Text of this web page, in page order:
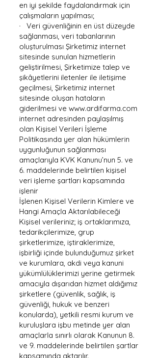
en iyi şekilde faydalandırmak için
çalışmaların yapılması;
· Veri güvenliğinin en üst düzeyde
sağlanması, veri tabanlarının
oluşturulması Şirketimiz internet
sitesinde sunulan hizmetlerin
geliştirilmesi, Şirketimize talep ve
şikâyetlerini iletenler ile iletişime
geçilmesi, Şirketimiz internet
sitesinde oluşan hataların
giderilmesi ve www.ardifarma.com
internet adresinden paylaşılmış
olan Kişisel Verileri İşleme
Politikasında yer alan hükümlerin
uygunluğunun sağlanması
amaçlarıyla KVK Kanunu’nun 5. ve
6. maddelerinde belirtilen kişisel
veri işleme şartları kapsamında
işlenir
İşlenen Kişisel Verilerin Kimlere ve
Hangi Amaçla Aktarılabileceği
Kişisel verileriniz; iş ortaklarımıza,
tedarikçilerimize, grup
şirketlerimize, iştiraklerimize,
işbirliği içinde bulunduğumuz şirket
ve kurumlara, akdi veya kanuni
yükümlülüklerimizi yerine getirmek
amacıyla dışarıdan hizmet aldığımız
şirketlere (güvenlik, sağlık, iş
güvenliği, hukuk ve benzeri
konularda), yetkili resmi kurum ve
kuruluşlara işbu metinde yer alan
amaçlarla sınırlı olarak Kanunun 8.
ve 9. maddelerinde belirtilen şartlar
kapsamında aktarılır.